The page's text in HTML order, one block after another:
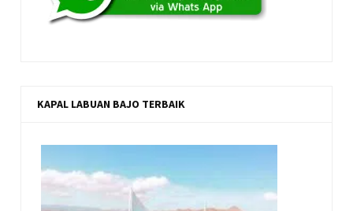
KAPAL LABUAN BAJO TERBAIK